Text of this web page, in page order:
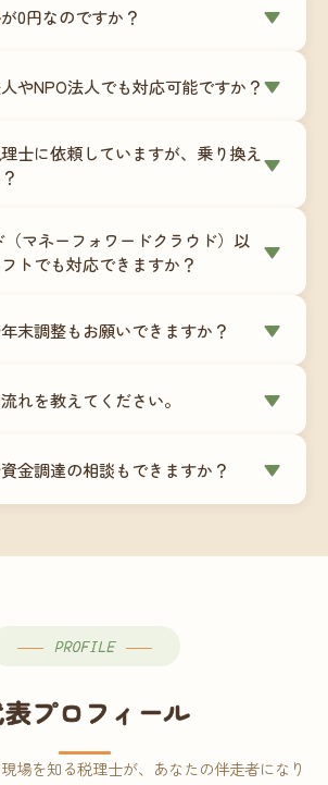
ご利用いただいています。
）をご用意しています。事業計画の段
しています。
0円なのですか？ ▼
います。そのため、決算時に追加の作
型の料金体系を実現しています。年間
前にわかるので、資金繰りの見通しも
やNPO法人でも対応可能ですか？▼
とは会計基準や監査要件が異なるた
見積りとなります。まずはお気軽にご
士に依頼していますが、乗り換え ▼
の税理士事務所との連携や、過去の帳
移行もお手伝いします。決算期のタイ
対応可能です。
（マネーフォワードクラウド）以
トでも対応できますか？
▼
す。これから会計ソフトを導入される
・弥生会計等をご利用中の場合は、
末調整もお願いできますか？ ▼
／5名まで）は月額15,000円〜、年末調
増える場合は別途お見積りします。
れを教えてください。 ▼
）でご事業内容・ご要望のヒアリング
・ご契約 → ④MFクラウドの初期設
まで費用は発生しませんので、お気軽
金調達の相談もできますか？ ▼
PROFILE
プロフィール
場を知る税理士が、あなたの伴走者になり